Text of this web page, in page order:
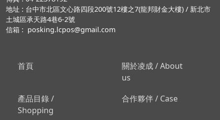
地址 : 台中市北區文心路四段200號12樓之7(龍邦財金大樓) / 新北市
土城區承天路4巷6-2號
信箱 : posking.lcpos@gmail.com
首頁
關於凌成 / About
us
產品目錄 /
Shopping
合作夥伴 / Case